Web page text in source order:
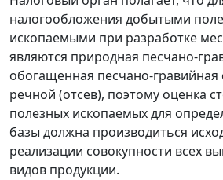
налогообложения добытыми
ископаемыми при разработке
являются природная песчано-
обогащенная песчано-гравийная
речной (отсев), поэтому оценка
полезных ископаемых для
базы должна производиться
реализации совокупности всех
видов продукции.